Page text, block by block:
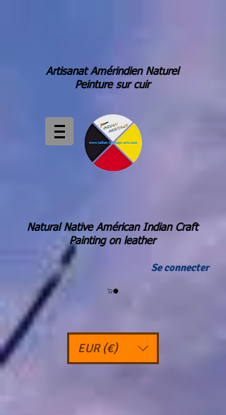
Artisanat Amérindien Naturel
Peinture sur cuir
Natural Native Américan Indian Craft
Painting on leather
Se connecter
EUR (€)